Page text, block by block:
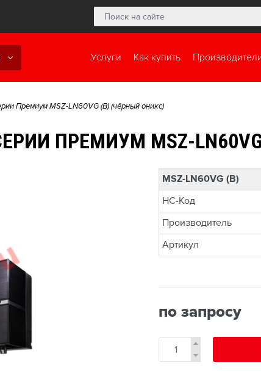
Услуги Как купить
Премиум MSZ-LN60VG (B) (чёрный оникс)
ПРЕМИУМ MSZ-
MSZ-LN60VG (B)
НС-Код
Производитель
Артикул
по запросу